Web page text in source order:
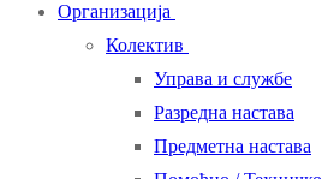
Организација
Колектив
Управа и службе
Разредна настава
Предметна настава